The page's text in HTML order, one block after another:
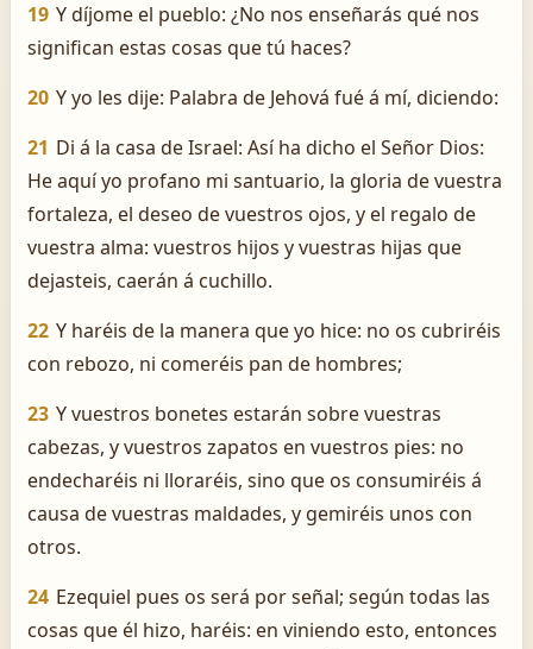
19 Y díjome el pueblo: ¿No nos enseñarás qué nos
significan estas cosas que tú haces?
20 Y yo les dije: Palabra de Jehová fué á mí, diciendo:
21 Di á la casa de Israel: Así ha dicho el Señor Dios:
He aquí yo profano mi santuario, la gloria de vuestra
fortaleza, el deseo de vuestros ojos, y el regalo de
vuestra alma: vuestros hijos y vuestras hijas que
dejasteis, caerán á cuchillo.
22 Y haréis de la manera que yo hice: no os cubriréis
con rebozo, ni comeréis pan de hombres;
23 Y vuestros bonetes estarán sobre vuestras
cabezas, y vuestros zapatos en vuestros pies: no
endecharéis ni lloraréis, sino que os consumiréis á
causa de vuestras maldades, y gemiréis unos con
otros.
24 Ezequiel pues os será por señal; según todas las
cosas que él hizo, haréis: en viniendo esto, entonces